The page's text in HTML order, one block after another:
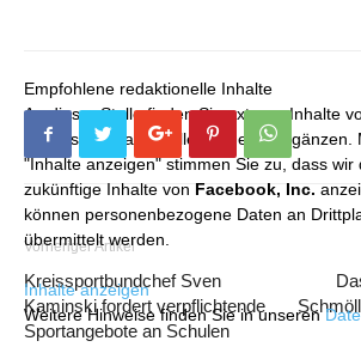
Empfohlene redaktionelle Inhalte
An dieser Stelle finden Sie externe Inhalte
die unser redaktionelles Angebot ergänzen.
"Inhalte anzeigen" stimmen Sie zu, dass wir
zukünftige Inhalte von Facebook, Inc.
können personenbezogene Daten an
übermittelt werden.
Inhalte anzeigen
Weitere Hinweise finden Sie in unseren
Vorheriger Artikel
Kreissportbundchef Sven
Kaminski fordert verpflichtende
Sportangebote an Schulen